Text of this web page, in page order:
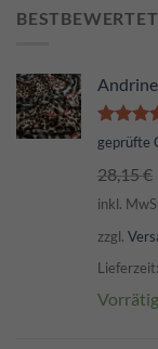
Andrine
Bewertet
von 5
geprüfte
28,15€
inkl.
zzgl.
Vorrätig